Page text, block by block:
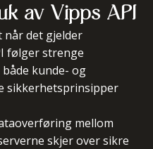
av Vipps API
det gjelder
følger strenge
kunde- og
sikkerhetsprinsipper
mellom
skjer over sikre